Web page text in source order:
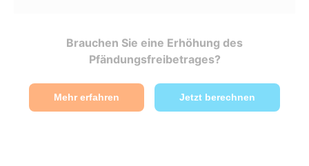
Brauchen Sie eine Erhöhung des
Pfändungsfreibetrages?
Mehr erfahren Jetzt berechnen